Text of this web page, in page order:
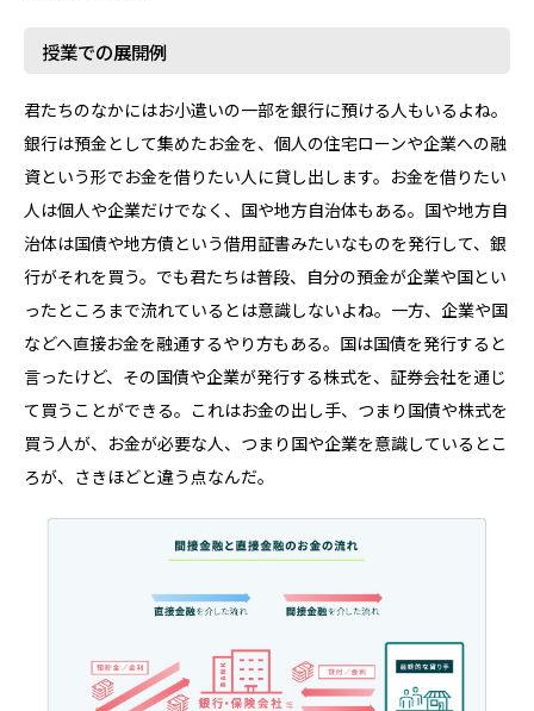
授業での展開例
君たちのなかにはお小遣いの一部を銀行に預ける人もいるよね。
銀行は預金として集めたお金を、個人の住宅ローンや企業への融
資という形でお金を借りたい人に貸し出します。お金を借りたい
人は個人や企業だけでなく、国や地方自治体もある。国や地方自
治体は国債や地方債という借用証書みたいなものを発行して、銀
行がそれを買う。でも君たちは普段、自分の預金が企業や国とい
ったところまで流れているとは意識しないよね。一方、企業や国
などへ直接お金を融通するやり方もある。国は国債を発行すると
言ったけど、その国債や企業が発行する株式を、証券会社を通じ
て買うことができる。これはお金の出し手、つまり国債や株式を
買う人が、お金が必要な人、つまり国や企業を意識しているとこ
ろが、さきほどと違う点なんだ。